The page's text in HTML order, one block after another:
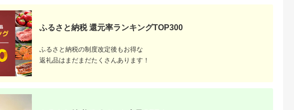
和歌山県美浜町のふるさと
納税のご紹介
ふるさと納税 還元率ランキングTOP300
ふるさと納税の制度改定後もお得な
返礼品はまだまだたくさんあります！